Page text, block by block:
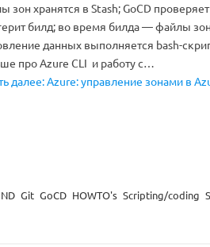
зон хранятся в Stash; GoCD
билд; во время билда — файлы
данных выполняется bash-
про Azure CLI и работу с…
далее: Azure: управление зонами в
Git GoCD HOWTO's Scripting/coding